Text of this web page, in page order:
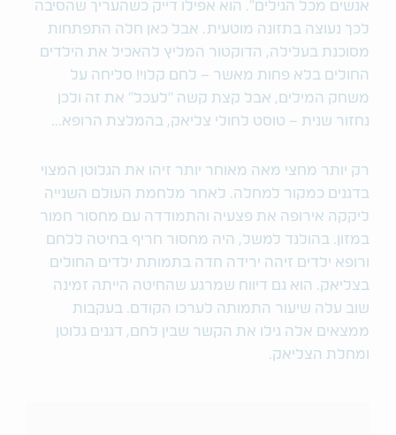
אנשים מכל הגילים". הוא אפילו דייק כשהעריך שהסיבה
לכך נעוצה בתזונה מוטעית. אבל כאן חלה התפתחות
מסוכנת בעלילה, הדוקטור המליץ להאכיל את הילדים
החולים בלא פחות מאשר – לחם קלוי! סליחה על
משחק המילים, אבל קצת קשה "לעכל" את זה ולכן
נחזור שנית – טוסט לחולי צליאק, בהמלצת הרופא...
רק יותר מחצי מאה מאוחר יותר זיהו את הגלוטן המצוי
בדגנים כמקור למחלה. לאחר מלחמת העולם השנייה
ליקקה אירופה את פצעיה והתמודדה עם מחסור חמור
במזון. בהולנד למשל, היה מחסור חריף בחיטה ללחם
ורופא ילדים זיהה ירידה חדה בתמותת ילדים החולים
בצליאק. הוא גם דיווח שמרגע שהחיטה הייתה זמינה
שוב עלה שיעור התמותה לערכו הקודם. בעקבות
ממצאים אלה גילו את הקשר שבין לחם, דגנים גלוטן
ומחלת הצליאק.